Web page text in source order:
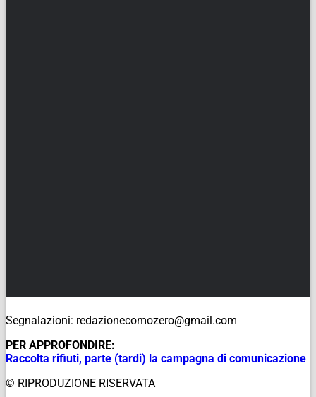
Segnalazioni: redazionecomozero@gmail.com
PER APPROFONDIRE:
Raccolta rifiuti, parte (tardi) la campagna di comunicazione
© RIPRODUZIONE RISERVATA